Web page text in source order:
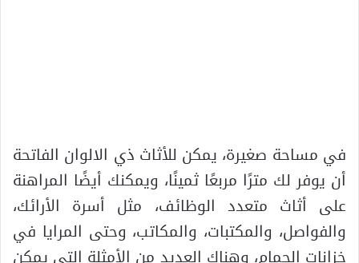
في مساحة صغيرة، يمكن للأثاث ذي الالوان الفاتحة
أن يوفر لك مترًا مربعًا ثمينًا، ويمكنك أيضًا المراهنة
على أثاث متعدد الوظائف، مثل أسرة الأرائك،
والفواصل، والمكتبات، والمكاتب، وحتى المرايا في